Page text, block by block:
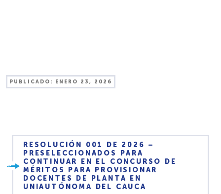
PUBLICADO: ENERO 23, 2026
RESOLUCIÓN 001 DE 2026 –
PRESELECCIONADOS PARA
CONTINUAR EN EL CONCURSO DE
MÉRITOS PARA PROVISIONAR
DOCENTES DE PLANTA EN
UNIAUTÓNOMA DEL CAUCA